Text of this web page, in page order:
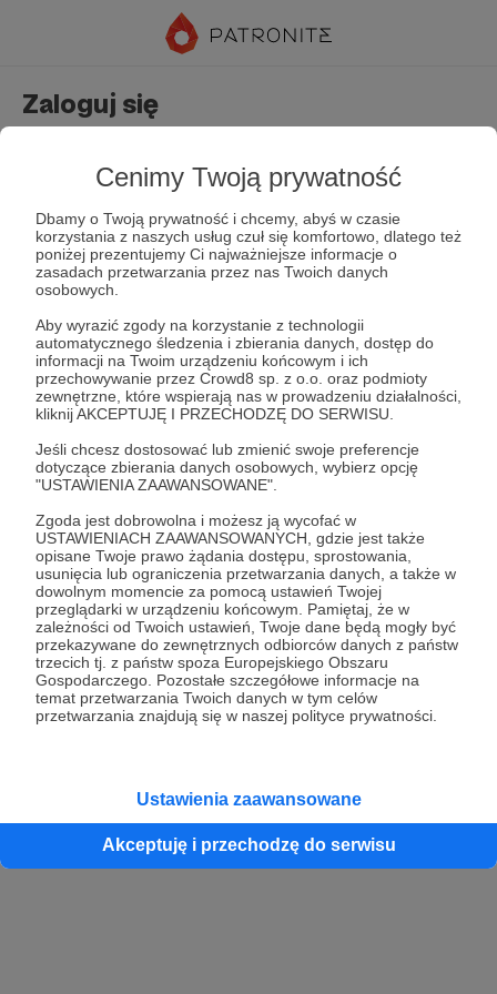
Cenimy Twoją prywatność
Dbamy o Twoją prywatność i chcemy, abyś w czasie
korzystania z naszych usług czuł się komfortowo, dlatego też
poniżej prezentujemy Ci najważniejsze informacje o
zasadach przetwarzania przez nas Twoich danych
osobowych.
Aby wyrazić zgody na korzystanie z technologii
automatycznego śledzenia i zbierania danych, dostęp do
informacji na Twoim urządzeniu końcowym i ich
przechowywanie przez Crowd8 sp. z o.o. oraz podmioty
zewnętrzne, które wspierają nas w prowadzeniu działalności,
kliknij AKCEPTUJĘ I PRZECHODZĘ DO SERWISU.
Jeśli chcesz dostosować lub zmienić swoje preferencje
dotyczące zbierania danych osobowych, wybierz opcję
"USTAWIENIA ZAAWANSOWANE".
Zgoda jest dobrowolna i możesz ją wycofać w
USTAWIENIACH ZAAWANSOWANYCH, gdzie jest także
opisane Twoje prawo żądania dostępu, sprostowania,
usunięcia lub ograniczenia przetwarzania danych, a także w
dowolnym momencie za pomocą ustawień Twojej
przeglądarki w urządzeniu końcowym. Pamiętaj, że w
zależności od Twoich ustawień, Twoje dane będą mogły być
przekazywane do zewnętrznych odbiorców danych z państw
trzecich tj. z państw spoza Europejskiego Obszaru
Gospodarczego. Pozostałe szczegółowe informacje na
temat przetwarzania Twoich danych w tym celów
przetwarzania znajdują się w naszej polityce prywatności.
Ustawienia zaawansowane
Akceptuję i przechodzę do serwisu
Zaloguj się
Zapamiętaj mnie Zapomniałeś hasła?
Zaloguj
lub
Kontynuuj z Google
Kontynuuj z Facebook
Kontynuuj z Apple
konta przez osobę niepełnoletnią” dostępny w regulaminie Patronite.pl